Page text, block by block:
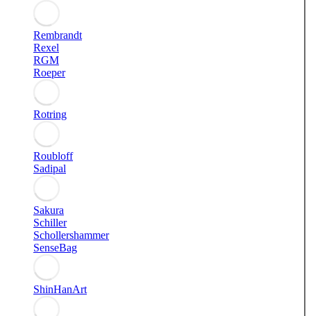
Rembrandt
Rexel
RGM
Roeper
Rotring
Roubloff
Sadipal
Sakura
Schiller
Schollershammer
SenseBag
ShinHanArt